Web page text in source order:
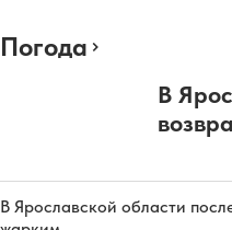
Погода
В
В Ярославской области